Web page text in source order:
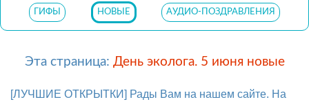
ГИФЫ НОВЫЕ АУДИО-ПОЗДРАВЛЕНИЯ
Эта страница: День эколога. 5 июня новые
[ЛУЧШИЕ ОТКРЫТКИ] Рады Вам на нашем сайте. На